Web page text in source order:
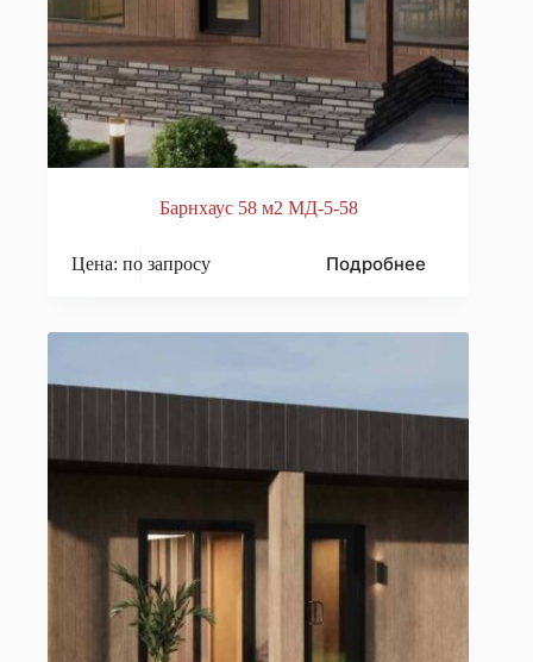
Барнхаус 58 м2 МД-5-58
Цена: по запросу Подробнее